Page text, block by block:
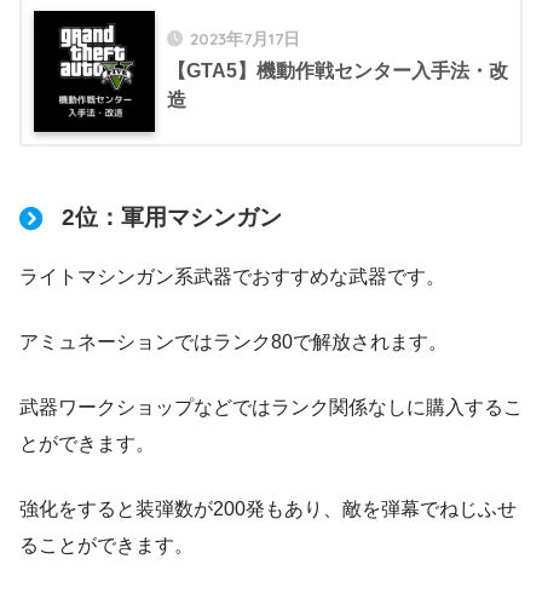
2023年7月17日
【GTA5】機動作戦センター入手法・改
造
2位：軍用マシンガン
ライトマシンガン系武器でおすすめな武器です。
アミュネーションではランク80で解放されます。
武器ワークショップなどではランク関係なしに購入するこ
とができます。
強化をすると装弾数が200発もあり、敵を弾幕でねじふせ
ることができます。